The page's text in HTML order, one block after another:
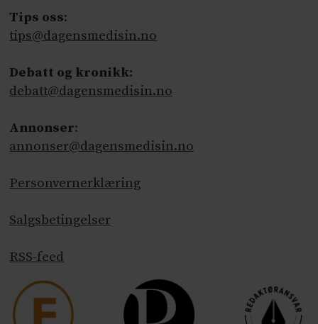
Tips oss:
tips@dagensmedisin.no
Debatt og kronikk:
debatt@dagensmedisin.no
Annonser:
annonser@dagensmedisin.no
Personvernerklæring
Salgsbetingelser
RSS-feed